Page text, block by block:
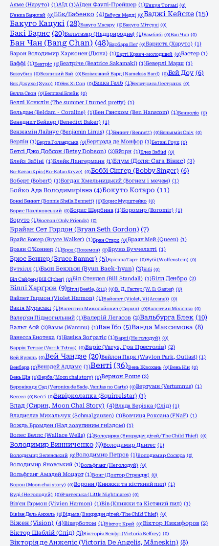
Аяме (Наруто) (1)Аїд (1)Аїден Фаулі-Прейшер (1)Б'якуя Тогамі (0)
Б'янка Барклай (0)ББк/Бабенко (4)Бабуся Медді (0)Баджі Кейске (15)
Бакуго Кацукі (28)Бакуго Масару (0)Бакуго Мітсукі (0)
Бакі Барнс (20)Бальтазар (Надприродне) (1)Бамблбі (0)Бан Чан (0)
Бан Чан (Bang Chan) (48)Барбара Пеґ (0)Бариста (Харуто) (1)
Барон Володимир Харконен (Дюна) (1)Барті Кравч-молодший (0)Бастер (1)
Баффі (1)Беатріс (0)Беатріче (Beatrice Sakamaki) (1)Беверлі Марш (1)
Беззубик (0)Безликий Бай (0)Безіменний Бард (Nameless Bard) (0)Бей Доу (6)
Бек Джухо (Зухо) (0)Бек Хі Сон (0)Бекка Гелб (1)Белатриса Лестранж (0)
Белла Свон (0)Белламі Блейк (0)
Беллі Конклін (The summer I turned pretty) (1)
Бельдам (Beldam - Coraline) (1)Бен Ганском (Ben Hanscom) (1)Бенволіо (0)
Бенедикт Бейкер (Benedict Baker) (1)
Бенжамін Лайнус (Benjamin Linus) (1)Беннет (Bennett) (0)Беньямін Овіч (0)
Берлін (1)Берта Голандська (0)Бертрада де Монфор (1)Бетані Гоук (0)
Бетсі Джо Добсон (Betsy Dobson) (2)Бйорн (1)Блез Забіні (0)
Блейз Забіні (1)Блейк Лангерманн (1)Блум (Доля: Сага Вінкс) (3)
Бо-Катан Кріз (Bo-Katan Kryze) (0)Боббі Сінґер (Bobby Singer) (6)
Боберт (Bobert) (1)Богдан Хмельницький (Вогнем і мечем) (1)
Бойко Ада Володимирівна (4)Бокуто Котаро (11)
Бонні Беннет (Bonnie Sheila Bennett) (0)Борис Мурштейко (0)
Борис Павліковський (0)Борис Щербина (1)Боромир (Boromir) (1)
Боруто (1)Бостон (Only Friends) (0)
Брайан Сет Гордон (Bryan Seth Gordon) (7)
Брайс Вокер (Bryce Walker) (1)Бран Старк (0)Браян Мей (Queen) (1)
Браян О'Коннер (1)Брок (Покемон) (0)Бруно Буччелатті (1)
Брюс Беннер (Bruce Banner) (5)Брієнна Тарт (0)Бубі (Wolfenstein) (0)
Бутхілл (1)Бьон Бекхьон (Byun Baek-hyun) (3)Бібі (0)
Біл Сайфер (Bill Cipher) (0)Біл Стендел (Bill Standall) (1)Білл Денбро (2)
Біллі Харґров (9)Бітл (Beetle, 8:11) (0)В. Д. Гастер (W. D. Gaster) (0)
Вайлет Гармон (Violet Harmon) (1)Вайолет (Violet, Vi (Arcane)) (0)
Вакія Мурасакі (1)Валентин Миколайович (Сирин) (0)Валентин Міхієнко (0)
Валер'ян Підмогильний (1)Валерій Легасов (2)Вальбурга Блек (10)
Вальт Аой (2)Вамм (Wammu) (1)Ван Їбо (5)Ванда Максимова (8)
Ванесса Енотека (1)Ваніка Зоґратіс (1)Варлі (Не голодуй) (0)
Варрік Тетрас (Varrik Tetras) (0)Варіс (Varys, Гра Престолів) (2)
Вей Вусянь (0)Вей Чандзе (20)Вейлон Парк (Waylon Park, Outlast) (1)
Венбара (0)Венздей Аддамс (1)Венті (36)Вень Жвохань (0)Вень Нін (0)
Вень Цін (0)Верба (Moon chai story) (0)Вернон Роше (2)
Вероніка де Сад (Veronica de Sade, Vanitas no Carte) (0)Вертумн (Vertumnus) (1)
Вессел (0)Веґґі (0)Вивірколапка (Squirrelstar) (3)
Влад (Сирин, Moon Chai Story) (4)Влада Берізка (Слід) (1)
Владислав Михальчук (Schmalgauzen) (1)Вовчиця Роксана (FNaF) (1)
Вождь Бромден (Над зозулиним гніздом) (1)
Волес Веллс (Wallace Wells) (1)Володарка (Викрадач дітей/The Child Thief) (0)
Володимир Винниченко (9)Володимир Дантес (1)
Володимир Зеленський (0)Володимир Петров (1)Володимир Сосюра (0)
Володимир Яновський (1)Вольфганг (Не голодуй) (0)
Вольфганг Амадей Моцарт (1)Вонг (Доктор Стрендж) (0)
Ворон (Moon chai story) (0)Ворони (Книжки та кістяний пил) (1)
Вуді (Не голодуй) (0)Вчителька (Little Nightmares) (0)
Вів'єн Гармон (Vivien Harmon) (1)Вів (Книжки та Кістяний пил) (1)
Вівіан Дель Анхель (0)Відьма (Викрадач дітей/The Child Thief) (0)
Віжен (Vision) (4)Вікерботом (1)Віктор Крей (0)Віктор Никифоров (2)
Віктор Шаблій (Слід) (3)Вікторія Белфрі (Victoria Belfrey) (0)
Вікторія де Анжеліс (Victoria De Angelis, Måneskin) (8)